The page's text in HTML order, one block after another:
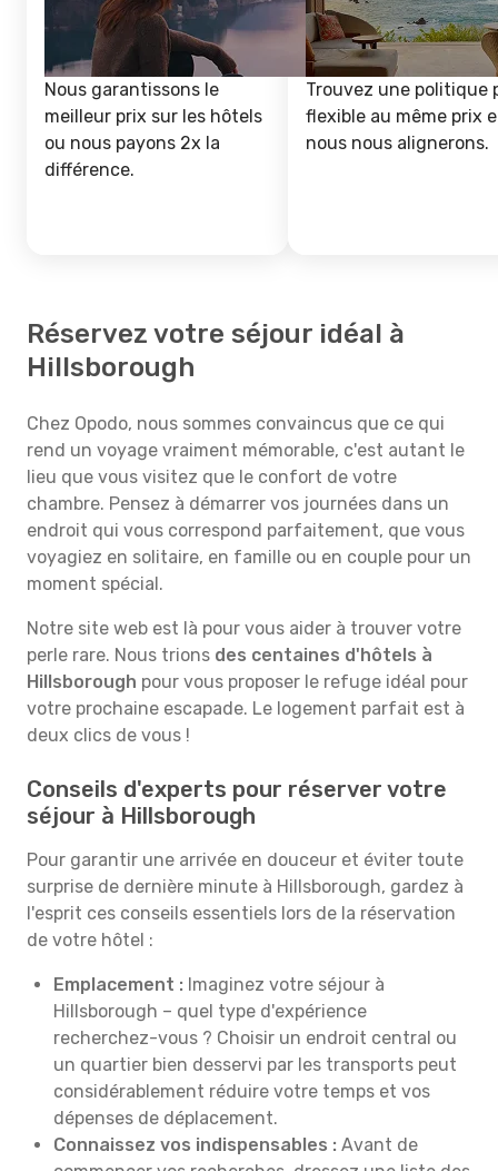
Nous garantissons le
meilleur prix sur les hôtels
ou nous payons 2x la
différence.
Trouvez une politique
flexible au même prix
nous nous alignerons.
Réservez votre séjour idéal à
Hillsborough
Chez Opodo, nous sommes convaincus que ce qui
rend un voyage vraiment mémorable, c'est autant le
lieu que vous visitez que le confort de votre
chambre. Pensez à démarrer vos journées dans un
endroit qui vous correspond parfaitement, que vous
voyagiez en solitaire, en famille ou en couple pour un
moment spécial.
Notre site web est là pour vous aider à trouver votre
perle rare. Nous trions des centaines d'hôtels à
Hillsborough pour vous proposer le refuge idéal pour
votre prochaine escapade. Le logement parfait est à
deux clics de vous !
Conseils d'experts pour réserver votre
séjour à Hillsborough
Pour garantir une arrivée en douceur et éviter toute
surprise de dernière minute à Hillsborough, gardez à
l'esprit ces conseils essentiels lors de la réservation
de votre hôtel :
Emplacement : Imaginez votre séjour à
Hillsborough – quel type d'expérience
recherchez-vous ? Choisir un endroit central ou
un quartier bien desservi par les transports peut
considérablement réduire votre temps et vos
dépenses de déplacement.
Connaissez vos indispensables : Avant de